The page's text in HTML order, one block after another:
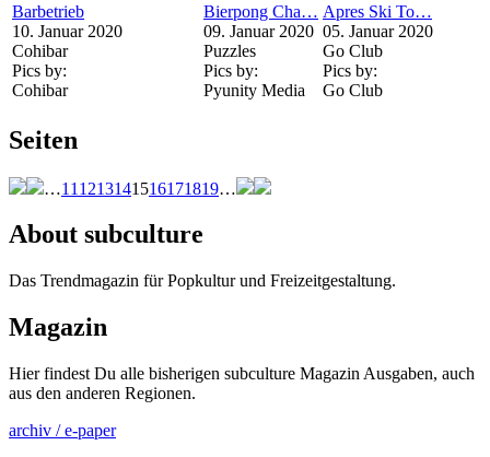
Barbetrieb
10. Januar 2020
Cohibar
Pics by:
Cohibar
Bierpong Cha…
09. Januar 2020
Puzzles
Pics by:
Pyunity Media
Apres Ski To…
05. Januar 2020
Go Club
Pics by:
Go Club
Seiten
…11 1213141516171819…
About subculture
Das Trendmagazin für Popkultur und Freizeitgestaltung.
Magazin
Hier findest Du alle bisherigen subculture Magazin Ausgaben, auch
aus den anderen Regionen.
archiv / e-paper